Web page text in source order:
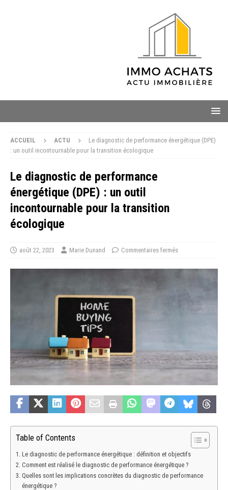
ACCUEIL ACTU
Le diagnostic de performance énergétique (DPE)
: un outil incontournable pour la transition écologique
Le diagnostic de performance
énergétique (DPE) : un outil
incontournable pour la transition
écologique
août 22, 2023 Marie Dunand Commentaires fermés
Table of Contents
Le diagnostic de performance énergétique : définition et objectifs
Comment est réalisé le diagnostic de performance énergétique ?
Quelles sont les implications concrètes du diagnostic de performance
énergétique ?